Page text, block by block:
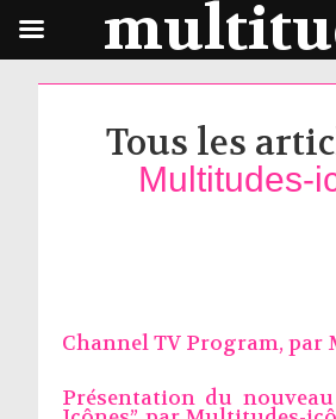
Tous les
Multitudes-
Channel TV Program, par
Présentation du